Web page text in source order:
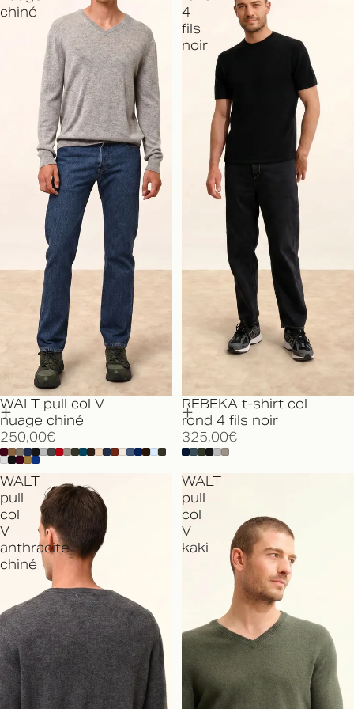
chiné
WALT pull col V
nuage chiné
250,00€
4
fils
noir
REBEKA t-shirt col
rond 4 fils noir
325,00€
WALT
pull
col
V
anthracite
chiné
WALT
pull
col
V
kaki